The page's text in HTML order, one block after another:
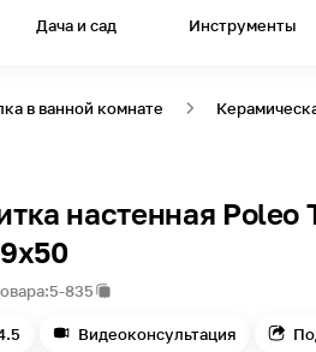
Дача и сад Инструменты
в ванной комнате
настенная Poleo
5-835
Видеоконсультация